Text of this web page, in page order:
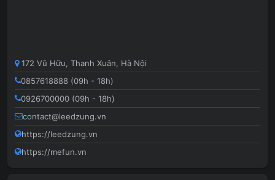
172 Vũ Hữu, Thanh Xuân, Hà Nội
0857618888 (09h - 18h)
0926700000 (09h - 18h)
contact@leedzung.vn
https://leedzung.vn
https://mefun.vn